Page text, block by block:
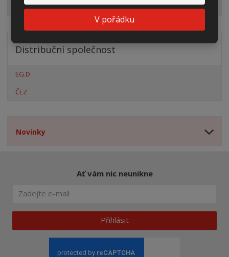
V pořádku
Výprodej
Distribuční společnost
EG.D
ČEZ
Novinky
Ať vám nic neunikne
Přihlásit